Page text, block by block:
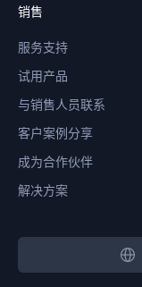
销售
服务支持
试用产品
与销售人员联系
客户案例分享
成为合作伙伴
解决方案